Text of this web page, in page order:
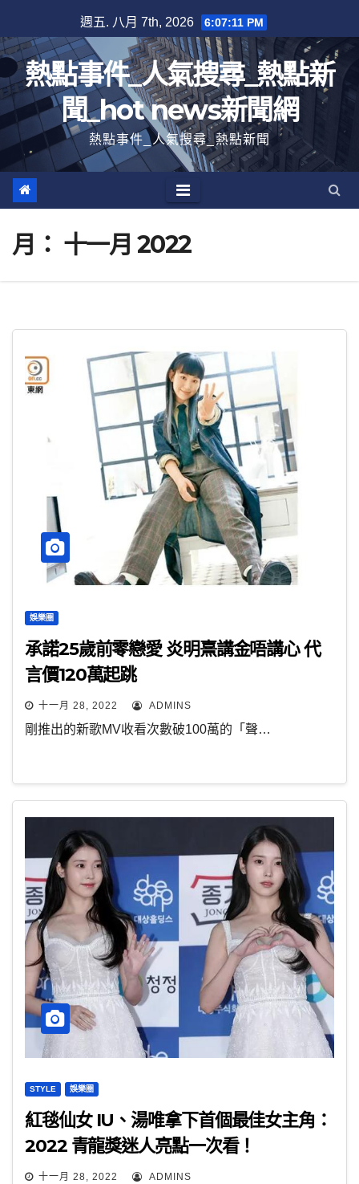
至
內
容
週五. 八月 7th, 2026 6:07:13 PM
熱點事件_人氣搜尋_熱點新
聞_hot news新聞網
熱點事件_人氣搜尋_熱點新聞
月： 十一月 2022
娛樂圈
承諾25歲前零戀愛 炎明熹講金唔講心 代
言價120萬起跳
十一月 28, 2022 ADMINS
剛推出的新歌MV收看次數破100萬的「聲…
STYLE 娛樂圈
紅毯仙女 IU、湯唯拿下首個最佳女主角：
2022 青龍獎迷人亮點一次看！
十一月 28, 2022 ADMINS